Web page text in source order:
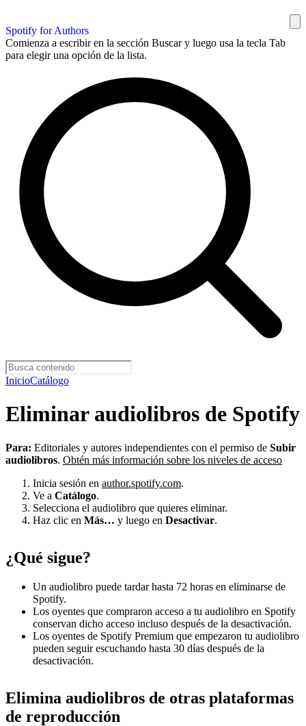
Spotify for Authors
Comienza a escribir en la sección Buscar y luego usa la tecla Tab
para elegir una opción de la lista.
InicioCatálogo
Eliminar audiolibros de Spotify
Para: Editoriales y autores independientes con el permiso de Subir
audiolibros. Obtén más información sobre los niveles de acceso
Inicia sesión en author.spotify.com.
Ve a Catálogo.
Selecciona el audiolibro que quieres eliminar.
Haz clic en Más… y luego en Desactivar.
¿Qué sigue?
Un audiolibro puede tardar hasta 72 horas en eliminarse de
Spotify.
Los oyentes que compraron acceso a tu audiolibro en Spotify
conservan dicho acceso incluso después de la desactivación.
Los oyentes de Spotify Premium que empezaron tu audiolibro
pueden seguir escuchando hasta 30 días después de la
desactivación.
Elimina audiolibros de otras plataformas
de reproducción